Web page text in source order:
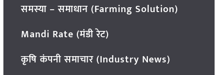
समस्या – समाधान (Farming Solution)
Mandi Rate (मंडी रेट)
कृषि कंपनी समाचार (Industry News)